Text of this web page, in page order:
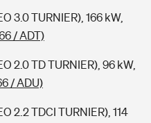
3.0 TURNIER), 166 kW,
/ ADT)
2.0 TD TURNIER), 96 kW,
/ ADU)
2.2 TDCI TURNIER), 114